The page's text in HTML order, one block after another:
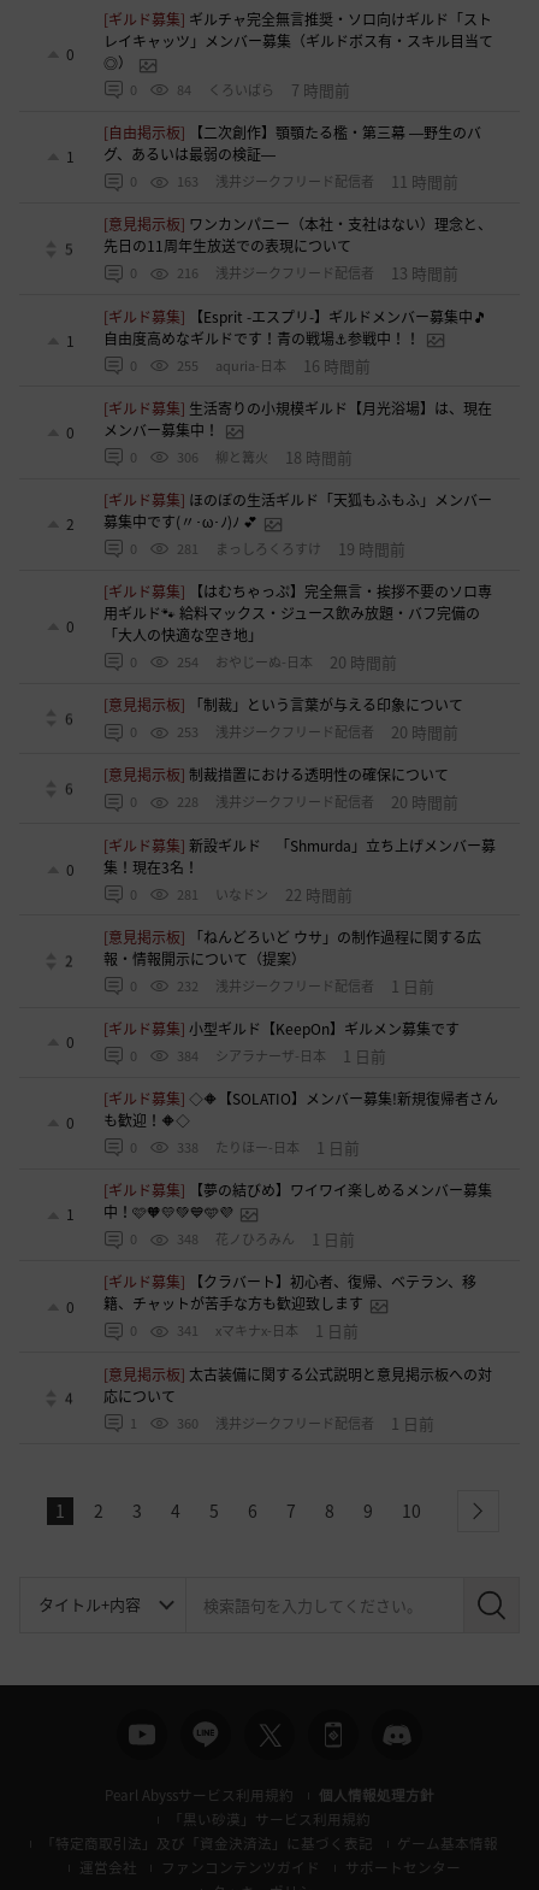
0
[ギルド募集] ギルチャ完全無言推奨・ソロ向けギルド「スト
レイキャッツ」メンバー募集（ギルドボス有・スキル目当て
◎）
0 84 くろいばら 7 時間前
1
[自由掲示板]
【二次創作】顎顎たる檻・第三幕 ―野生のバ
グ、あるいは最弱の検証―
0 163 浅井ジークフリード配信者 11 時間前
5
[意見掲示板] ワンカンパニー（本社・支社はない）理念と、
先日の11周年生放送での表現について
0 216 浅井ジークフリード配信者 13 時間前
1
[ギルド募集]
【Esprit -エスプリ-】ギルドメンバー募集中🎵
自由度高めなギルドです！青の戦場⚓参戦中！！
0 255 aquria-日本 16 時間前
0
[ギルド募集] 生活寄りの小規模ギルド【月光浴場】は、現在
メンバー募集中！
0 306 柳と篝火 18 時間前
2
[ギルド募集] ほのぼの生活ギルド「天狐もふもふ」メンバー
募集中です(〃･ω･ﾉ)ﾉ 💕
0 281 まっしろくろすけ 19 時間前
0
[ギルド募集]
【はむちゃっぷ】完全無言・挨拶不要のソロ専
用ギルド🐾 給料マックス・ジュース飲み放題・バフ完備の
「大人の快適な空き地」
0 254 おやじーぬ-日本 20 時間前
6
[意見掲示板] 「制裁」という言葉が与える印象について
0 253 浅井ジークフリード配信者 20 時間前
6
[意見掲示板]制裁措置における透明性の確保について
0 228 浅井ジークフリード配信者 20 時間前
0
[ギルド募集] 新設ギルド 「Shmurda」立ち上げメンバー募
集！現在3名！
0 281 いなドン 22 時間前
2
[意見掲示板]
「ねんどろいど ウサ」の制作過程に関する広
報・情報開示について（提案）
0 232 浅井ジークフリード配信者 1 日前
0
[ギルド募集]小型ギルド【KeepOn】ギルメン募集です
0 384 シアラナーザ-日本 1 日前
0
[ギルド募集]◇🔶【SOLATIO】メンバー募集!新規復帰者さん
も歓迎！🔶◇
0 338 たりほー-日本 1 日前
1
[ギルド募集]
【夢の結びめ】ワイワイ楽しめるメンバー募集
中！🩷🧡💛💚💙🩵💜
0 348 花ノひろみん 1 日前
0
[ギルド募集]
【クラバート】初心者、復帰、ベテラン、移
籍、チャットが苦手な方も歓迎致します
0 341 xマキナx-日本 1 日前
4
[意見掲示板] 太古装備に関する公式説明と意見掲示板への対
応について
1 360 浅井ジークフリード配信者 1 日前
1 2 3 4 5 6 7 8 9 10 next
検
Pearl Abyssサービス利用規約
個人情報処理方針
「黒い砂漠」サービス利用規約
「特定商取引法」及び「資金決済法」に基づく表記
ゲーム基本情報
運営会社
ファンコンテンツガイド
サポートセンター